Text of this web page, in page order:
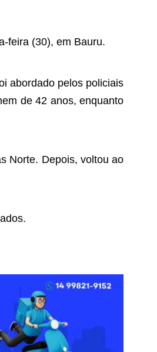
feira (30), em Bauru.
abordado pelos policiais
de 42 anos, enquanto
Norte. Depois, voltou ao